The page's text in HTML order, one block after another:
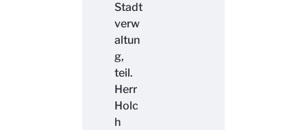
Stadt
verw
altun
g,
teil.
Herr
Holc
h